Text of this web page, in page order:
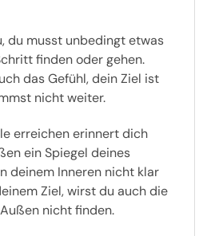
du musst unbedingt etwas
finden oder gehen.
das Gefühl, dein Ziel ist
nicht weiter.
erreichen erinnert dich
ein Spiegel deines
deinem Inneren nicht klar
Ziel, wirst du auch die
nicht finden.